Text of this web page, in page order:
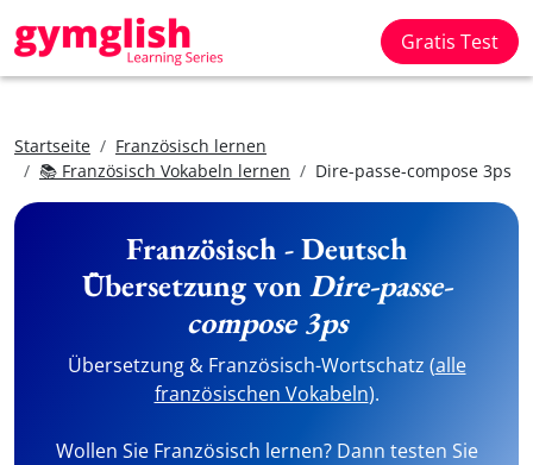
Gratis Test
Startseite
Französisch lernen
📚 Französisch Vokabeln lernen
Dire-passe-compose 3ps
Französisch - Deutsch
Übersetzung vonDire-passe-
compose 3ps
Übersetzung & Französisch-Wortschatz (alle
französischen Vokabeln).
Wollen Sie Französisch lernen? Dann testen Sie